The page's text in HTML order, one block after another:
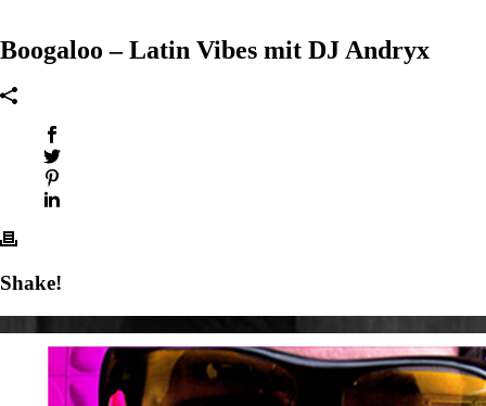
Boogaloo – Latin Vibes mit DJ Andryx
Shake!